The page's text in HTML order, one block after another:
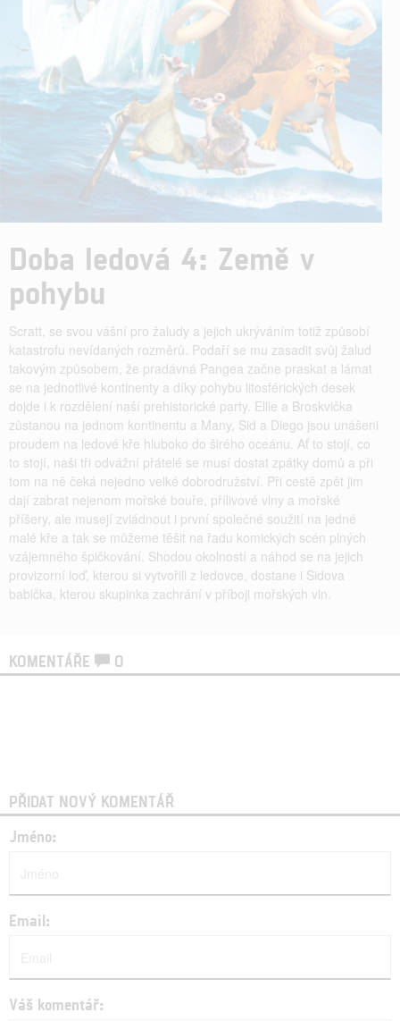
Doba ledová 4: Země v
pohybu
Scratt, se svou vášní pro žaludy a jejich ukrýváním totiž způsobí
katastrofu nevídaných rozměrů. Podaří se mu zasadit svůj žalud
takovým způsobem, že pradávná Pangea začne praskat a lámat
se na jednotlivé kontinenty a díky pohybu litosférických desek
dojde i k rozdělení naší prehistorické party. Ellie a Broskvička
zůstanou na jednom kontinentu a Many, Sid a Diego jsou unášeni
proudem na ledové kře hluboko do širého oceánu. Ať to stojí, co
to stojí, naši tři odvážní přátelé se musí dostat zpátky domů a při
tom na ně čeká nejedno velké dobrodružství. Při cestě zpět jim
dají zabrat nejenom mořské bouře, přílivové vlny a mořské
příšery, ale musejí zvládnout i první společné soužití na jedné
malé kře a tak se můžeme těšit na řadu komických scén plných
vzájemného špičkování. Shodou okolností a náhod se na jejich
provizorní loď, kterou si vytvořili z ledovce, dostane i Sidova
babička, kterou skupinka zachrání v příboji mořských vln.
KOMENTÁŘE 0
PŘIDAT NOVÝ KOMENTÁŘ
Jméno:
Email:
Váš komentář: